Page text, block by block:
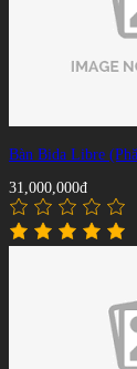
Bàn Bida Libre
31,000,000đ